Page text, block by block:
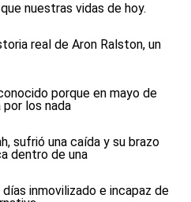
nuestras vidas de hoy.
real de Aron Ralston, un
porque en mayo de
por los nada
sufrió una caída y su brazo
dentro de una
inmovilizado e incapaz de